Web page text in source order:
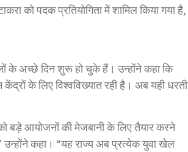
को पदक प्रतियोगिता में शामिल किया गया है,
के अच्छे दिन शुरू हो चुके हैं। उन्होंने कहा कि
के लिए विश्वविख्यात रही है। अब यही धरती
बड़े आयोजनों की मेजबानी के लिए तैयार करने
उन्होंने कहा। “यह राज्य अब प्रत्येक युवा खेल